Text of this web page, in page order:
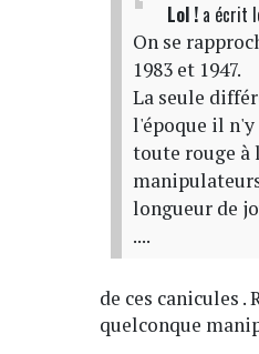
Lol !a écrit
On se
1983 et 1947.
La seule
l'époque il n'y
toute rouge à
longueur de
....
de ces canicules .
quelconque